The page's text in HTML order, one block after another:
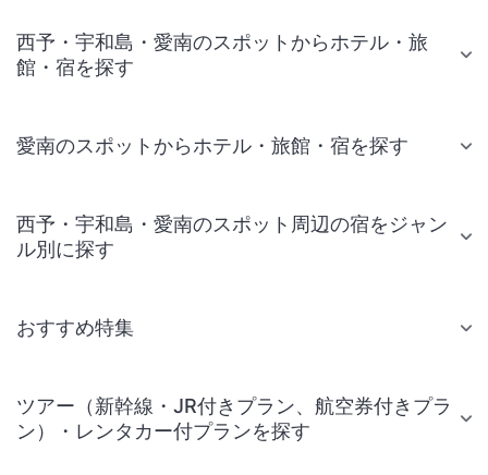
西予・宇和島・愛南のスポットからホテル・旅
館・宿を探す
愛南のスポットからホテル・旅館・宿を探す
西予・宇和島・愛南のスポット周辺の宿をジャン
ル別に探す
おすすめ特集
ツアー（新幹線・JR付きプラン、航空券付きプラ
ン）・レンタカー付プランを探す